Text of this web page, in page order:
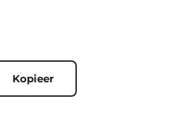
Kopieer